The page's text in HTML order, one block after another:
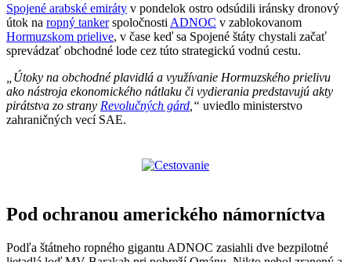
Spojené arabské emiráty v pondelok ostro odsúdili iránsky dronový
útok na ropný tankerspoločnosti ADNOC v zablokovanom
Hormuzskom prielive, v čase keď sa Spojené štáty chystali začať
sprevádzať obchodné lode cez túto strategickú vodnú cestu.
„Útoky na obchodné plavidlá a využívanie Hormuzského prielivu
ako nástroja ekonomického nátlaku či vydierania predstavujú akty
pirátstva zo strany Revolučných gárd ,“ uviedlo ministerstvo
zahraničných vecí SAE.
Pod ochranou amerického námorníctva
Podľa štátneho ropného gigantu ADNOC zasiahli dve bezpilotné